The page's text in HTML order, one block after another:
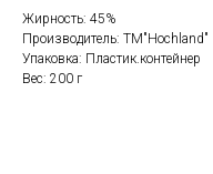
Жирность: 45%
Производитель: ТМ"Hochland"
Упаковка: Пластик.контейнер
Вес: 200 г